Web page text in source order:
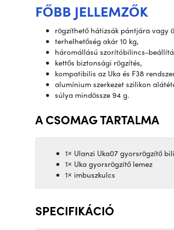
FŐBB JELLEMZŐK
rögzíthető hátizsák pántjára vagy
terhelhetőség akár 10 kg,
háromállású szorítóbilincs-
kettős biztonsági rögzítés,
kompatibilis az Uka és F38
alumínium szerkezet szilikon
súlya mindössze 94 g.
A CSOMAG TARTALMA
1× Ulanzi Uka07 gyorsrögzítő
1× Uka gyorsrögzítő lemez
1× imbuszkulcs
SPECIFIKÁCIÓ